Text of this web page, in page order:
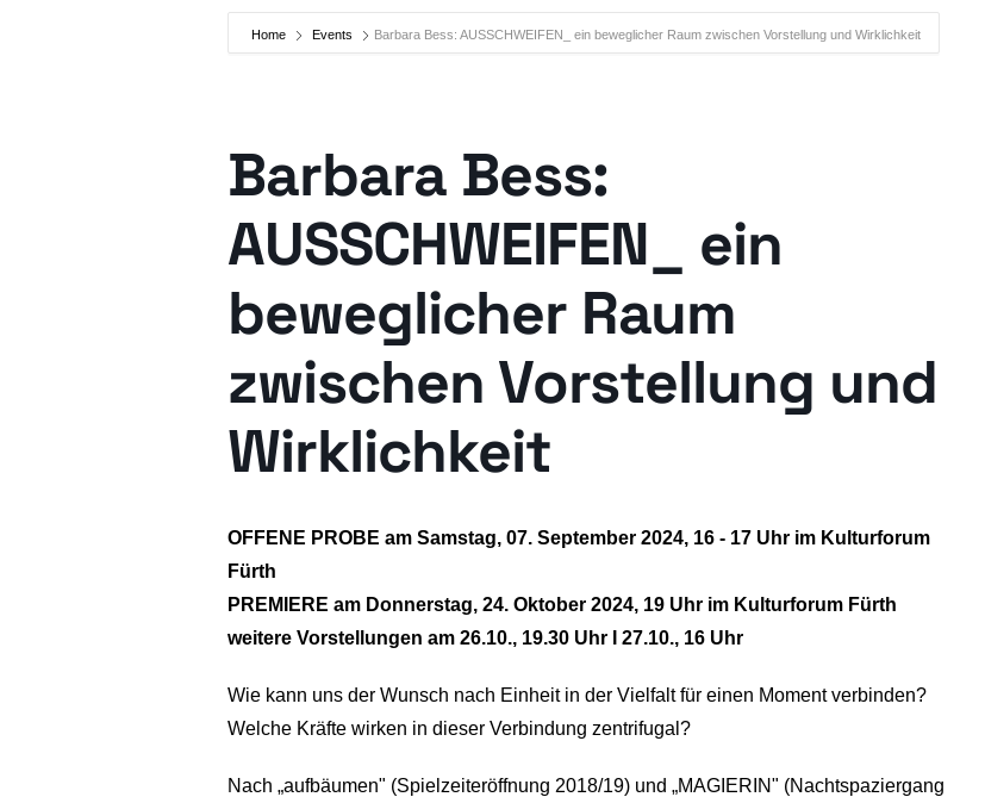
Home Events Barbara Bess: AUSSCHWEIFEN_ ein beweglicher Raum zwischen Vorstellung und Wirklichkeit
Barbara Bess:
AUSSCHWEIFEN_ ein
beweglicher Raum
zwischen Vorstellung und
Wirklichkeit
OFFENE PROBE am Samstag, 07. September 2024, 16 - 17 Uhr im Kulturforum
Fürth
PREMIERE am Donnerstag, 24. Oktober 2024, 19 Uhr im Kulturforum Fürth
weitere Vorstellungen am 26.10., 19.30 Uhr I 27.10., 16 Uhr
Wie kann uns der Wunsch nach Einheit in der Vielfalt für einen Moment verbinden?
Welche Kräfte wirken in dieser Verbindung zentrifugal?
Nach „aufbäumen" (Spielzeiteröffnung 2018/19) und „MAGIERIN" (Nachtspaziergang